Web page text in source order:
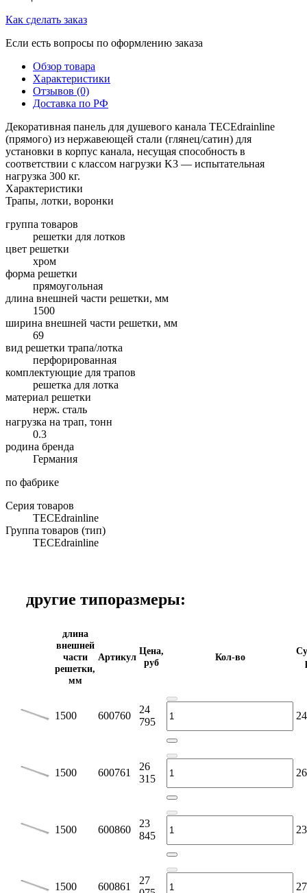
Как сделать заказ
Если есть вопросы по оформлению заказа
Обзор товара
Характеристики
Отзывов (0)
Доставка по РФ
Декоративная панель для душевого канала TECEdrainline
(прямого) из нержавеющей стали (глянец/сатин) для
установки в корпус канала, несущая способность в
соответствии с классом нагрузки K3 — испытательная
нагрузка 300 кг.
Характеристики
Трапы, лотки, воронки
группа товаров
решетки для лотков
цвет решетки
хром
форма решетки
прямоугольная
длина внешней части решетки, мм
1500
ширина внешней части решетки, мм
69
вид решетки трапа/лотка
перфорированная
комплектующие для трапов
решетка для лотка
материал решетки
нерж. сталь
нагрузка на трап, тонн
0.3
родина бренда
Германия
по фабрике
Серия товаров
TECEdrainline
Группа товаров (тип)
TECEdrainline
другие типоразмеры:
длина
внешней
части
решетки,
мм
Артикул
Цена,
руб
Кол-во
1500 600760
24
795
1500 600761
26
315
1500 600860
23
845
1500 600861
27